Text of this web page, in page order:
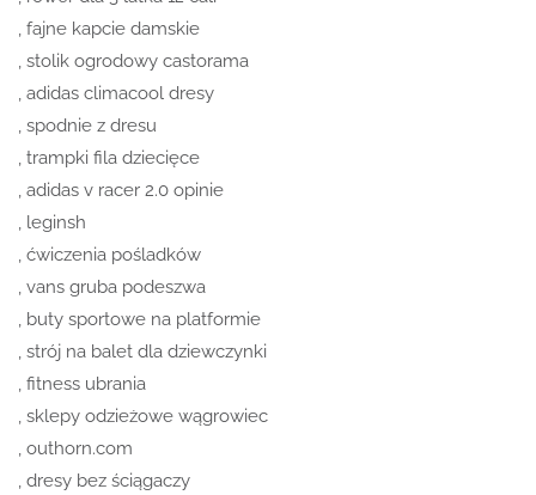
, fajne kapcie damskie
, stolik ogrodowy castorama
, adidas climacool dresy
, spodnie z dresu
, trampki fila dziecięce
, adidas v racer 2.0 opinie
, leginsh
, ćwiczenia pośladków
, vans gruba podeszwa
, buty sportowe na platformie
, strój na balet dla dziewczynki
, fitness ubrania
, sklepy odzieżowe wągrowiec
, outhorn.com
, dresy bez ściągaczy